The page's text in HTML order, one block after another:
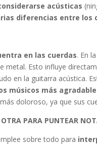
acústicas
diferencias entre los
en las cuerdas. En
metal. Esto influye
en la guitarra acústica.
músicos más
doloroso, ya que sus
PARA PUNTEAR
sobre todo para